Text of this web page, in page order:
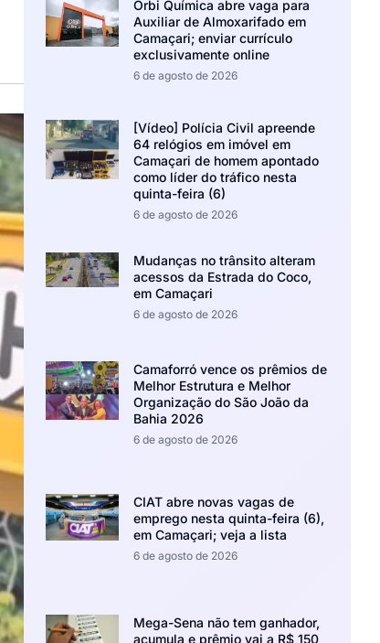
Orbi Química abre vaga para
Auxiliar de Almoxarifado em
Camaçari; enviar currículo
exclusivamente online
6 de agosto de 2026
[Vídeo] Polícia Civil apreende
64 relógios em imóvel em
Camaçari de homem apontado
como líder do tráfico nesta
quinta-feira (6)
6 de agosto de 2026
Mudanças no trânsito alteram
acessos da Estrada do Coco,
em Camaçari
6 de agosto de 2026
Camaforró vence os prêmios de
Melhor Estrutura e Melhor
Organização do São João da
Bahia 2026
6 de agosto de 2026
CIAT abre novas vagas de
emprego nesta quinta-feira (6),
em Camaçari; veja a lista
6 de agosto de 2026
Mega-Sena não tem ganhador,
acumula e prêmio vai a R$ 150